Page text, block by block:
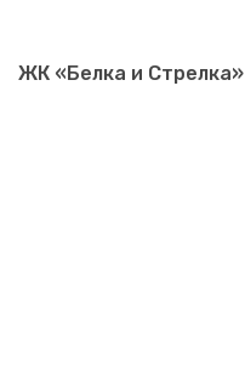
ЖК «Белка и Стрелка»